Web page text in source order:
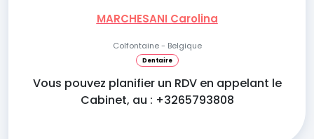
MARCHESANI Carolina
Colfontaine - Belgique
Dentaire
Vous pouvez planifier un RDV en appelant le
Cabinet, au : +3265793808